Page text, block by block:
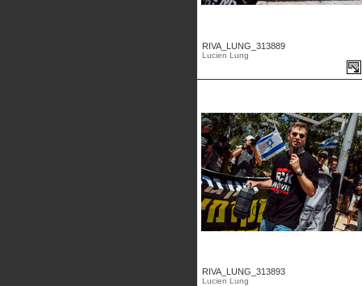
RIVA_LUNG_313889
Lucien Lung
RIVA_LUNG_313893
Lucien Lung